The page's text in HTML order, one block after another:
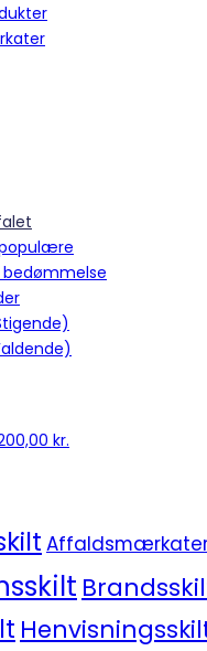
bedømmelse
kr.